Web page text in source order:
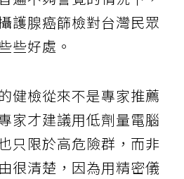
護腺癌篩檢對台灣民眾
些好處。
健檢從來不是專家推薦
家才建議用低劑量電腦
只限於高危險群，而非
很清楚，因為用精密儀